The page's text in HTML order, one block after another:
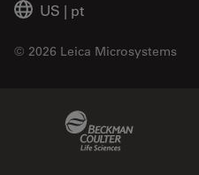
US | pt
© 2026 Leica Microsystems